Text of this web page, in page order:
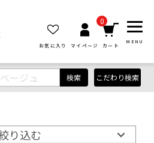
お気に入り マイページ
0
カート
MENU
検索 こだわり検索
り込む